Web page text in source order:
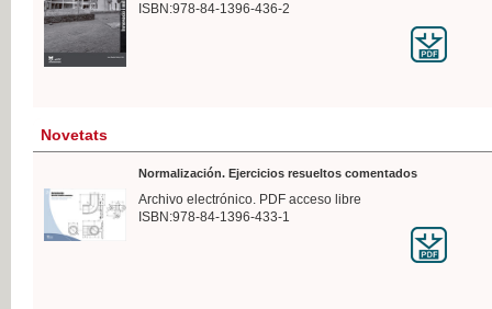
ISBN:978-84-1396-436-2
Novetats
Normalización. Ejercicios resueltos comentados
Archivo electrónico. PDF acceso libre
ISBN:978-84-1396-433-1